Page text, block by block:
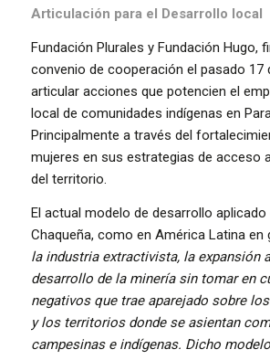
Articulación para el Desarrollo local
Fundación Plurales y Fundación Hugo,
convenio de cooperación el pasado 17
articular acciones que potencien el
local de comunidades indígenas en
Principalmente a través del
mujeres en sus estrategias de acceso
del territorio.
El actual modelo de desarrollo aplicado
Chaqueña, como en América Latina en
la industria extractivista, la expansión
desarrollo de la minería sin tomar en
negativos que trae aparejado sobre
y los territorios donde se asientan
campesinas e indígenas. Dicho